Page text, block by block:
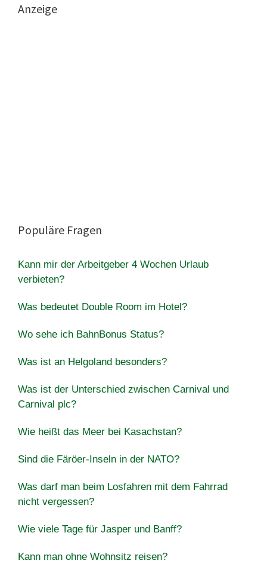
Anzeige
Populäre Fragen
Kann mir der Arbeitgeber 4 Wochen Urlaub
verbieten?
Was bedeutet Double Room im Hotel?
Wo sehe ich BahnBonus Status?
Was ist an Helgoland besonders?
Was ist der Unterschied zwischen Carnival und
Carnival plc?
Wie heißt das Meer bei Kasachstan?
Sind die Färöer-Inseln in der NATO?
Was darf man beim Losfahren mit dem Fahrrad
nicht vergessen?
Wie viele Tage für Jasper und Banff?
Kann man ohne Wohnsitz reisen?